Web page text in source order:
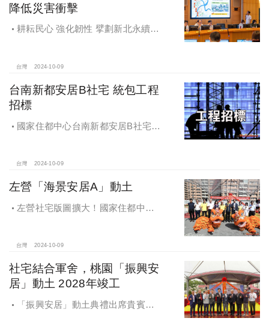
降低災害衝擊
耕耘民心 強化韌性 擘劃新北永續宜
台灣 2024-10-09
台南新都安居B社宅 統包工程
招標
國家住都中心台南新都安居B社宅
台灣 2024-10-09
左營「海景安居A」動土
左營社宅版圖擴大！國家住都中心
台灣 2024-10-09
社宅結合軍舍，桃園「振興安
居」動土 2028年竣工
「振興安居」動土典禮出席貴賓有